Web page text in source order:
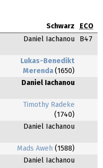
Schwarz
ECO
Daniel Iachanou B47
Lukas-Benedikt
Merenda (1650)
Daniel Iachanou
Timothy Radeke
(1740)
Daniel Iachanou
Mads Aweh (1588)
Daniel Iachanou